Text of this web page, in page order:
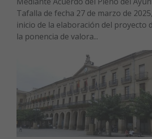
Tafalla de fecha 27 de marzo de
inicio de la elaboración del proyecto
la ponencia de valora...